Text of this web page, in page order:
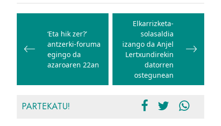
Bidalketetan
nabigatu‘Eta hik zer?’
antzerki-foruma
egingo da
azaroaren 22an
Elkarrizketa-
solasaldia
izango da Anjel
Lertxundirekin
datorren
ostegunean
PARTEKATU!